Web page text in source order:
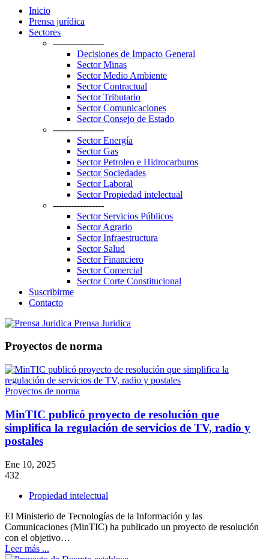
Inicio
Prensa jurídica
Sectores
-----------------
Decisiones de Impacto General
Sector Minas
Sector Medio Ambiente
Sector Contractual
Sector Tributario
Sector Comunicaciones
Sector Consejo de Estado
-----------------
Sector Energía
Sector Gas
Sector Petroleo e Hidrocarburos
Sector Sociedades
Sector Laboral
Sector Propiedad intelectual
-----------------
Sector Servicios Públicos
Sector Agrario
Sector Infraestructura
Sector Salud
Sector Financiero
Sector Comercial
Sector Corte Constitucional
Suscribirme
Contacto
Prensa Juridica
Proyectos de norma
Proyectos de norma
MinTIC publicó proyecto de resolución que
simplifica la regulación de servicios de TV, radio y
postales
Ene 10, 2025
432
Propiedad intelectual
El Ministerio de Tecnologías de la Información y las
Comunicaciones (MinTIC) ha publicado un proyecto de resolución
con el objetivo…
Leer más ...